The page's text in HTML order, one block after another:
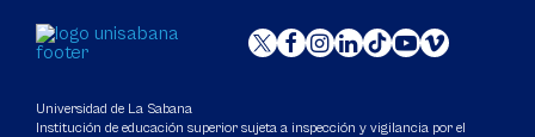
Universidad de La Sabana
Institución de educación superior sujeta a inspección y vigilancia por el